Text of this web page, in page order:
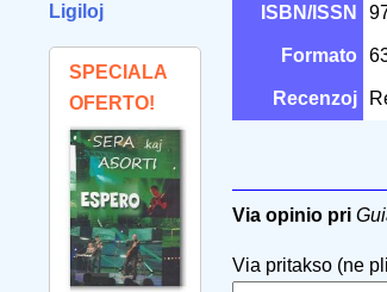
Ligiloj
SPECIALA
OFERTO!
ISBN/ISSN
Formato
Recenzoj
Via opinio pri
Via pritakso (ne